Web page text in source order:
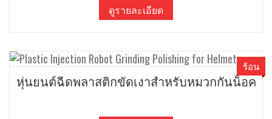
ดูรายละเอียด
หุ่นยนต์ฉีดพลาสติกขัดเงาสําหรับหมวกกันน็อค
ร้อน